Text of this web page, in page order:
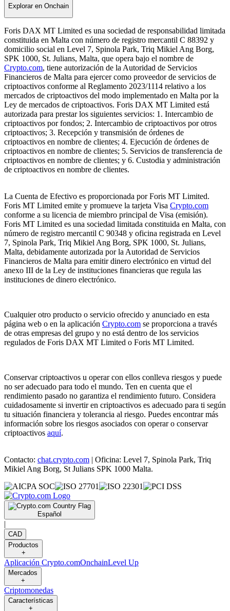
Explorar en Onchain
Foris DAX MT Limited es una sociedad de responsabilidad limitada
constituida en Malta con número de registro mercantil C 88392 y
domicilio social en Level 7, Spinola Park, Triq Mikiel Ang Borg,
SPK 1000, St. Julians, Malta, que opera bajo el nombre de
Crypto.com, tiene autorización de la Autoridad de Servicios
Financieros de Malta para ejercer como proveedor de servicios de
criptoactivos conforme al Reglamento 2023/1114 relativo a los
mercados de criptoactivos del modo implementado en Malta por la
Ley de mercados de criptoactivos. Foris DAX MT Limited está
autorizada para prestar los siguientes servicios: 1. Intercambio de
criptoactivos por fondos; 2. Intercambio de criptoactivos por otros
criptoactivos; 3. Recepción y transmisión de órdenes de
criptoactivos en nombre de clientes; 4. Ejecución de órdenes de
criptoactivos en nombre de clientes; 5. Servicios de transferencia de
criptoactivos en nombre de clientes; y 6. Custodia y administración
de criptoactivos en nombre de clientes.
La Cuenta de Efectivo es proporcionada por Foris MT Limited.
Foris MT Limited emite y promueve la tarjeta Visa Crypto.com
conforme a su licencia de miembro principal de Visa (emisión).
Foris MT Limited es una sociedad limitada constituida en Malta, con
número de registro mercantil C 90348 y oficina registrada en Level
7, Spinola Park, Triq Mikiel Ang Borg, SPK 1000, St. Julians,
Malta, debidamente autorizada por la Autoridad de Servicios
Financieros de Malta para emitir dinero electrónico en virtud del
anexo III de la Ley de instituciones financieras que regula las
instituciones de dinero electrónico.
Cualquier otro producto o servicio ofrecido y anunciado en esta
página web o en la aplicación Crypto.com se proporciona a través
de otras empresas del grupo y no está dentro de los servicios
regulados de Foris DAX MT Limited o Foris MT Limited.
Conservar criptoactivos u operar con ellos conlleva riesgos y puede
no ser adecuado para todo el mundo. Ten en cuenta que el
rendimiento pasado no garantiza el rendimiento futuro. Considera
cuidadosamente si invertir en criptoactivos es adecuado para ti según
tu situación financiera y tolerancia al riesgo. Puedes encontrar más
información sobre los riesgos asociados con operar o conservar
criptoactivos aquí.
Contacto: chat.crypto.com | Oficina: Level 7, Spinola Park, Triq
Mikiel Ang Borg, St Julians SPK 1000 Malta.
Español
|
CAD
Productos
+
Aplicación Crypto.comOnchainLevel Up
Mercados
+
Criptomonedas
Características
+